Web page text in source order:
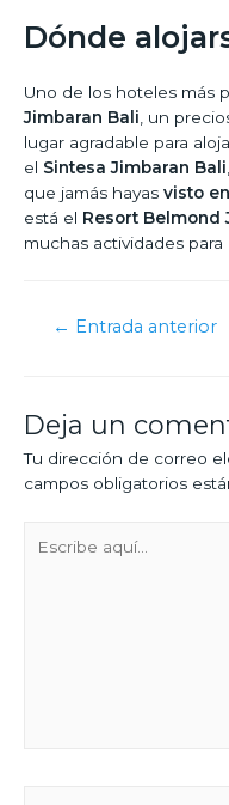
Dónde
Uno de los hoteles más
Jimbaran Bali , un
lugar agradable para
el Sintesa Jimbaran Bali
que jamás hayas visto
está el Resort Belmond
muchas actividades para
← Entrada anterior
Deja un
Tu dirección de correo
campos obligatorios